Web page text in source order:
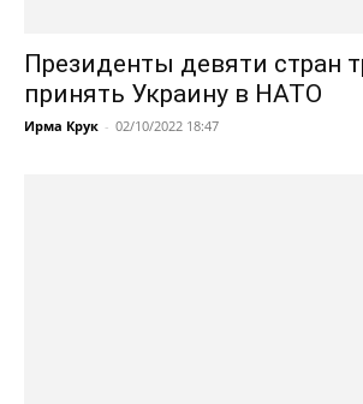
Президенты девяти стран
принять Украину в НАТО
Ирма Крук - 02/10/2022 18:47